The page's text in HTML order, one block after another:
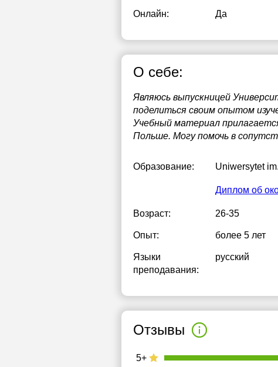
Онлайн: Да
О себе:
Являюсь выпускницей
поделиться своим опытом
Учебный материал
Польше. Могу помочь в
Образование: Uniwersytet
Диплом об
Возраст: 26-35
Опыт: более 5 лет
Языки
преподавания:
русский
Отзывы
5+